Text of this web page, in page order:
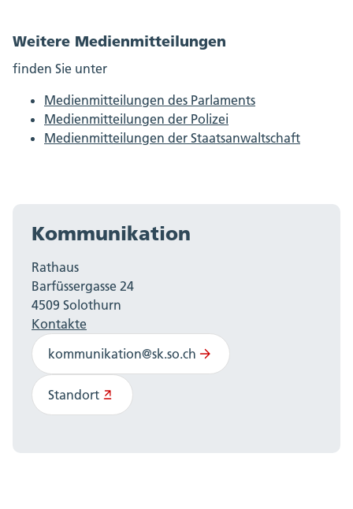
Weitere Medienmitteilungen
finden Sie unter
Medienmitteilungen des Parlaments
Medienmitteilungen der Polizei
Medienmitteilungen der Staatsanwaltschaft
Kommunikation
Rathaus
Barfüssergasse 24
4509 Solothurn
Kontakte
kommunikation@sk.so.ch
Standort